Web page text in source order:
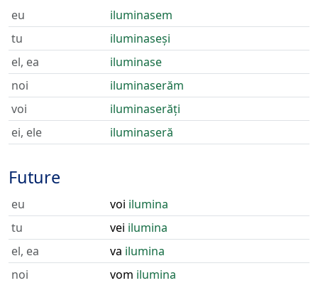
eu
iluminasem
tu
iluminaseși
el, ea
iluminase
noi
iluminaserăm
voi
iluminaserăți
ei, ele
iluminaseră
Future
eu voi ilumina
tu
vei ilumina
el, ea
va ilumina
noi
vom ilumina